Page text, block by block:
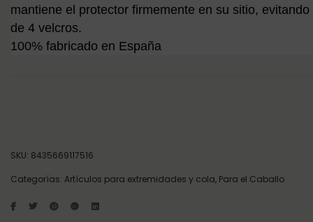
mantiene el protector firmemente en su sitio,
de 4 velcros.
100% fabricado en España
SKU: 8435669117516
Categorías: Artículos para extremidades y cola, Para el Caballo